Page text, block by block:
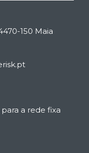
150 Maia
a rede fixa